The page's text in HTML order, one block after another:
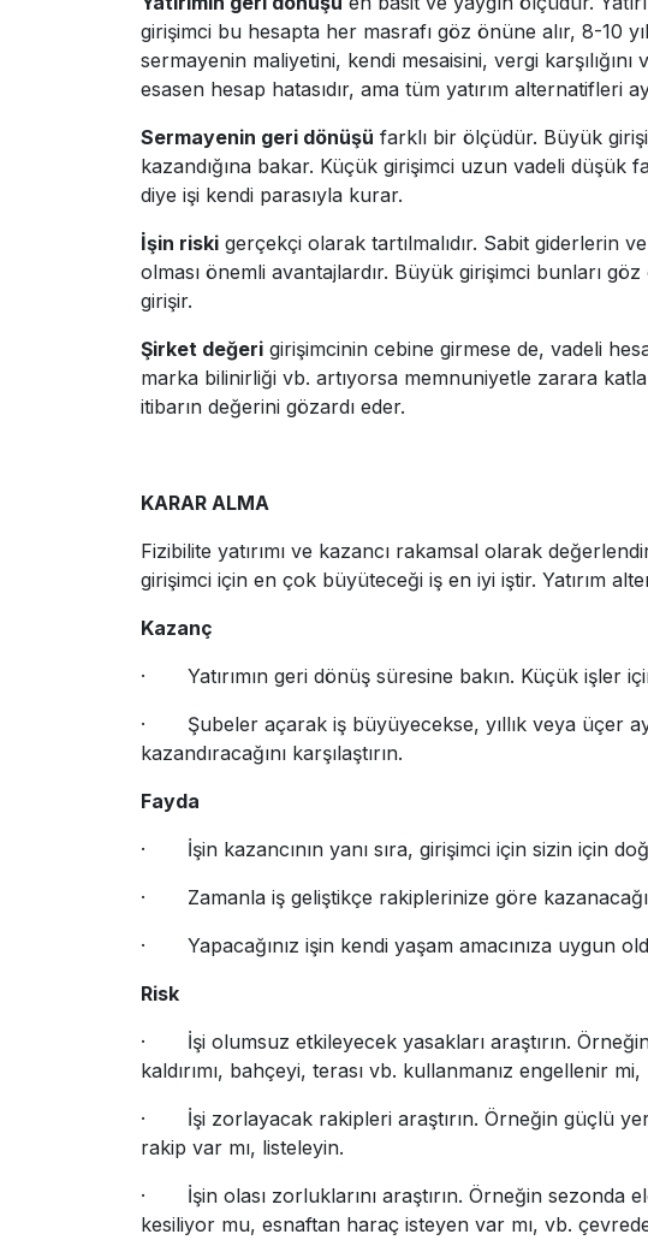
girişimci bu hesapta her masrafı göz önüne alır, 8-10
sermayenin maliyetini, kendi mesaisini, vergi
esasen hesap hatasıdır, ama tüm yatırım alternatifleri
Sermayenin geri dönüşü farklı bir ölçüdür. Büyük
kazandığına bakar. Küçük girişimci uzun vadeli düşük
diye işi kendi parasıyla kurar.
İşin riski gerçekçi olarak tartılmalıdır. Sabit giderlerin
olması önemli avantajlardır. Büyük girişimci bunları
girişir.
Şirket değeri girişimcinin cebine girmese de, vadeli
marka bilinirliği vb. artıyorsa memnuniyetle zarara
itibarın değerini gözardı eder.
KARAR ALMA
Fizibilite yatırımı ve kazancı rakamsal olarak
girişimci için en çok büyüteceği iş en iyi iştir. Yatırım
Kazanç
· Yatırımın geri dönüş süresine bakın. Küçük işler
· Şubeler açarak iş büyüyecekse, yıllık veya üçer
kazandıracağını karşılaştırın.
Fayda
· İşin kazancının yanı sıra, girişimci için sizin için
· Zamanla iş geliştikçe rakiplerinize göre
· Yapacağınız işin kendi yaşam amacınıza uygun
Risk
· İşi olumsuz etkileyecek yasakları araştırın.
kaldırımı, bahçeyi, terası vb. kullanmanız engellenir
· İşi zorlayacak rakipleri araştırın. Örneğin güçlü
rakip var mı, listeleyin.
· İşin olası zorluklarını araştırın. Örneğin sezonda
kesiliyor mu, esnaftan haraç isteyen var mı, vb.